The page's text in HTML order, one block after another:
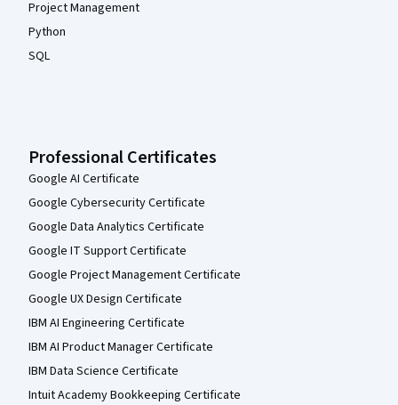
Project Management
Python
SQL
Professional Certificates
Google AI Certificate
Google Cybersecurity Certificate
Google Data Analytics Certificate
Google IT Support Certificate
Google Project Management Certificate
Google UX Design Certificate
IBM AI Engineering Certificate
IBM AI Product Manager Certificate
IBM Data Science Certificate
Intuit Academy Bookkeeping Certificate